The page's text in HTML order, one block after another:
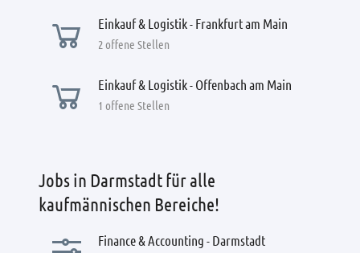
Einkauf & Logistik - Frankfurt am Main
2 offene Stellen
Einkauf & Logistik - Offenbach am Main
1 offene Stellen
Jobs in Darmstadt für alle
kaufmännischen Bereiche!
Finance & Accounting - Darmstadt